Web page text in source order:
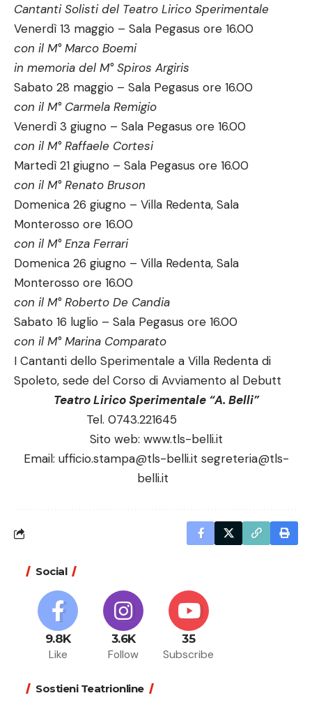
Cantanti Solisti del Teatro Lirico Sperimentale
Venerdì 13 maggio – Sala Pegasus ore 16.00
con il M° Marco Boemi
in memoria del M° Spiros Argiris
Sabato 28 maggio – Sala Pegasus ore 16.00
con il M° Carmela Remigio
Venerdì 3 giugno – Sala Pegasus ore 16.00
con il M° Raffaele Cortesi
Martedì 21 giugno – Sala Pegasus ore 16.00
con il M° Renato Bruson
Domenica 26 giugno – Villa Redenta, Sala
Monterosso ore 16.00
con il M° Enza Ferrari
Domenica 26 giugno – Villa Redenta, Sala
Monterosso ore 16.00
con il M° Roberto De Candia
Sabato 16 luglio – Sala Pegasus ore 16.00
con il M° Marina Comparato
I Cantanti dello Sperimentale a Villa Redenta di
Spoleto, sede del Corso di Avviamento al Debutt
Teatro Lirico Sperimentale “A. Belli”
Tel. 0743.221645
Sito web: www.tls-belli.it
Email: ufficio.stampa@tls-belli.it segreteria@tls-
belli.it
Social
9.8K
Like
3.6K
Follow
35
Subscribe
Sostieni Teatrionline